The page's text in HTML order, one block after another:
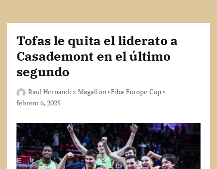
mundo de la canasta. Crónicas, noticias,
artículos y fotos del mejor baloncesto
Tofas le quita el liderato a
Casademont en el último
segundo
Raul Hernandez Magallon Fiba Europe Cup
febrero 6, 2025